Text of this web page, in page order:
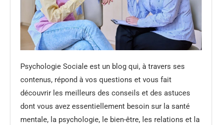
Psychologie Sociale est un blog qui, à travers ses
contenus, répond à vos questions et vous fait
découvrir les meilleurs des conseils et des astuces
dont vous avez essentiellement besoin sur la santé
mentale, la psychologie, le bien-être, les relations et la